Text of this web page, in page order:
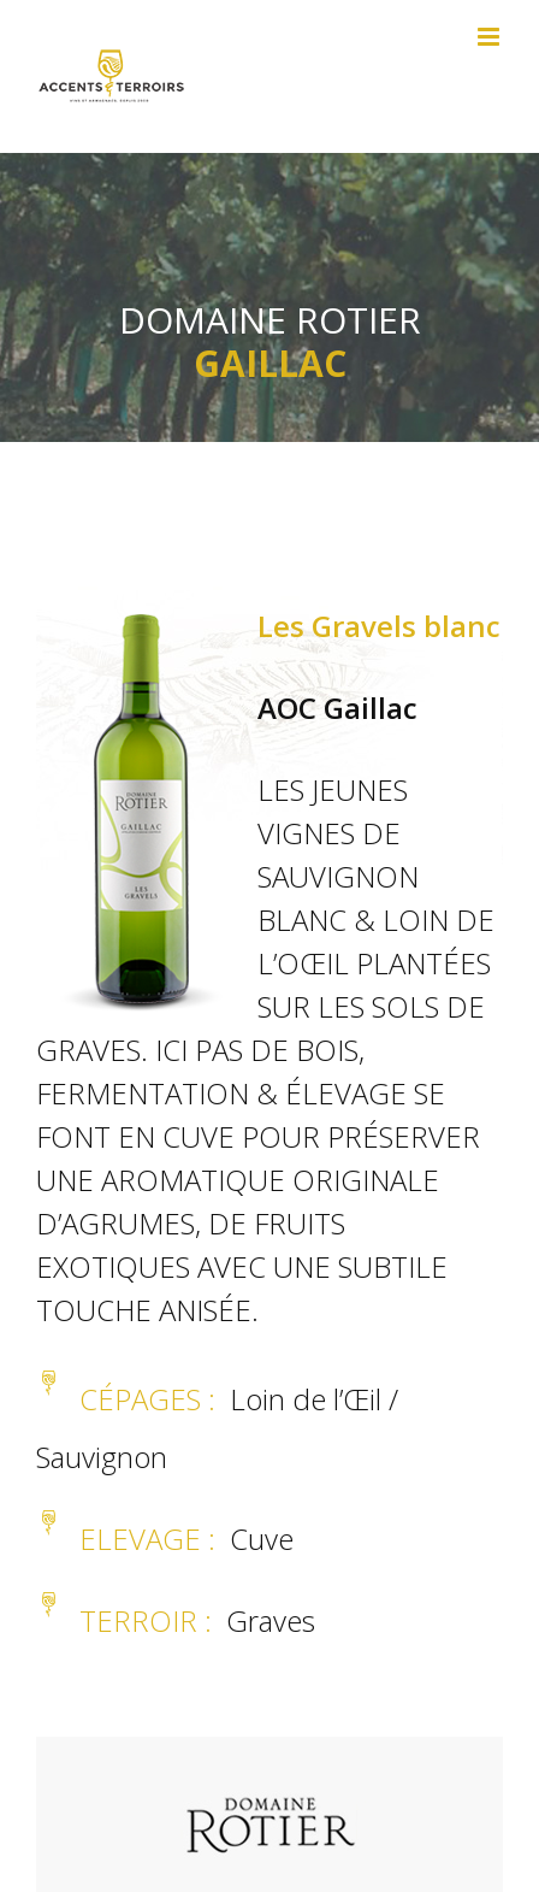
contenu
DOMAINE ROTIER
GAILLAC
Les Gravels blanc
AOC Gaillac
LES JEUNES
VIGNES DE
SAUVIGNON
BLANC & LOIN DE
L’OŒIL PLANTÉES
SUR LES SOLS DE
GRAVES. ICI PAS DE BOIS,
FERMENTATION & ÉLEVAGE SE
FONT EN CUVE POUR PRÉSERVER
UNE AROMATIQUE ORIGINALE
D’AGRUMES, DE FRUITS
EXOTIQUES AVEC UNE SUBTILE
TOUCHE ANISÉE.
CÉPAGES : Loin de l’Œil /
Sauvignon
ELEVAGE : Cuve
TERROIR : Graves